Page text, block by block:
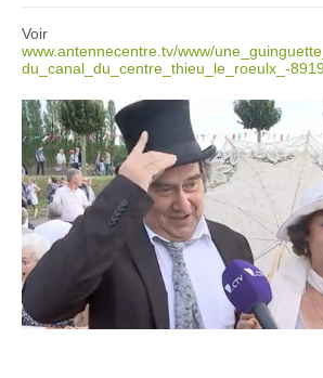
Voir
www.antennecentre.tv/www/
du_canal_du_centre_thieu_le_roeulx_-